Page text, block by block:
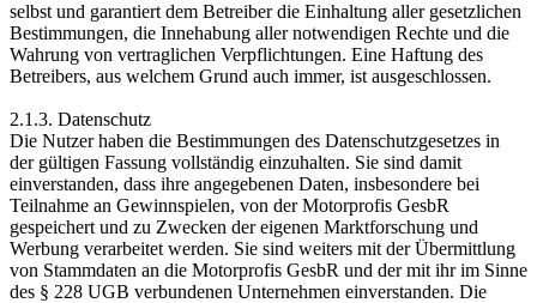
selbst und garantiert dem Betreiber die Einhaltung aller gesetzlichen
Bestimmungen, die Innehabung aller notwendigen Rechte und die
Wahrung von vertraglichen Verpflichtungen. Eine Haftung des
Betreibers, aus welchem Grund auch immer, ist ausgeschlossen.
2.1.3. Datenschutz
Die Nutzer haben die Bestimmungen des Datenschutzgesetzes in
der gültigen Fassung vollständig einzuhalten. Sie sind damit
einverstanden, dass ihre angegebenen Daten, insbesondere bei
Teilnahme an Gewinnspielen, von der Motorprofis GesbR
gespeichert und zu Zwecken der eigenen Marktforschung und
Werbung verarbeitet werden. Sie sind weiters mit der Übermittlung
von Stammdaten an die Motorprofis GesbR und der mit ihr im Sinne
des § 228 UGB verbundenen Unternehmen einverstanden. Die